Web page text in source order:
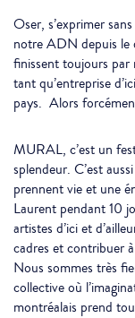
Oser, s’exprimer
notre ADN depuis le
finissent toujours par
tant qu’entreprise
pays. Alors
MURAL, c’est un
splendeur. C’est
prennent vie et une
Laurent pendant 10
artistes d’ici et
cadres et contribuer
Nous sommes très
collective où
montréalais prend